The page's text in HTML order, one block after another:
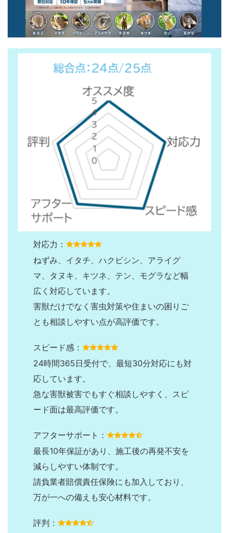
対応力：
ねずみ、イタチ、ハクビシン、アライグ
マ、タヌキ、キツネ、テン、モグラなど幅
広く対応しています。
害獣だけでなく害虫対策や住まいの困りご
とも相談しやすい点が高評価です。
スピード感：
24時間365日受付で、最短30分対応にも対
応しています。
急な害獣被害でもすぐ相談しやすく、スピ
ード面は最高評価です。
アフターサポート：
最長10年保証があり、施工後の再発不安を
減らしやすい体制です。
請負業者賠償責任保険にも加入しており、
万が一への備えも安心材料です。
評判：